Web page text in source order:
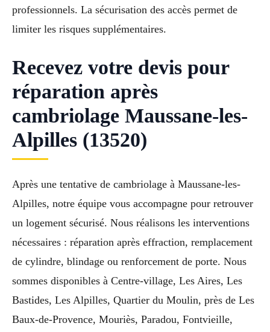
professionnels. La sécurisation des accès permet de
limiter les risques supplémentaires.
Recevez votre devis pour
réparation après
cambriolage Maussane-les-
Alpilles (13520)
Après une tentative de cambriolage à Maussane-les-
Alpilles, notre équipe vous accompagne pour retrouver
un logement sécurisé. Nous réalisons les interventions
nécessaires : réparation après effraction, remplacement
de cylindre, blindage ou renforcement de porte. Nous
sommes disponibles à Centre-village, Les Aires, Les
Bastides, Les Alpilles, Quartier du Moulin, près de Les
Baux-de-Provence, Mouriès, Paradou, Fontvieille,